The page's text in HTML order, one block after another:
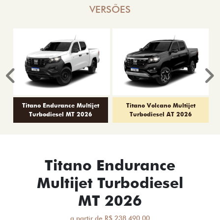
VERSÕES
Titano Endurance Multijet
Turbodiesel MT 2026
Titano Volcano Multijet
Turbodiesel AT 2026
Anterior
Titano Endurance
Multijet Turbodiesel
MT 2026
a partir de R$ 238.490,00